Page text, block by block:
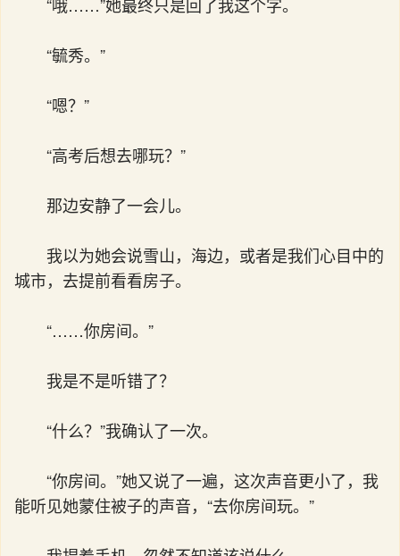
“哦……”她最终只是回了我这个字。
“毓秀。”
“嗯？”
“高考后想去哪玩？”
那边安静了一会儿。
我以为她会说雪山，海边，或者是我们心目中的
城市，去提前看看房子。
“……你房间。”
我是不是听错了？
“什么？”我确认了一次。
“你房间。”她又说了一遍，这次声音更小了，我
能听见她蒙住被子的声音，“去你房间玩。”